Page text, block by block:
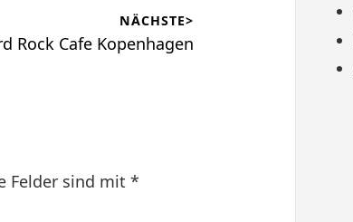
NÄCHSTE>
Rock Cafe Kopenhagen
Felder sind mit *